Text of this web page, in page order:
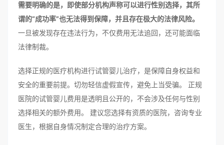
需要明确的是，即使部分机构声称可以进行性别选择，其所
谓的“成功率”也无法得到保障，并且存在极大的法律风险。
一旦被发现存在违法行为，不仅费用无法追回，还可能面临
法律制裁。
选择正规的医疗机构进行试管婴儿治疗，是保障自身权益和
安全的重要前提。切勿轻信虚假宣传，避免上当受骗。 正规
医院的试管婴儿费用是透明且公开的，不会涉及任何与性别
选择相关的额外费用。 建议您选择有资质的医院，咨询专业
医生，根据自身情况制定合理的治疗方案。